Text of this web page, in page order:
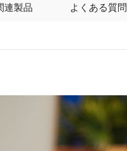
連製品 よくある質問